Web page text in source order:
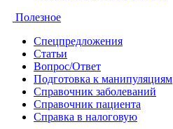
Полезное
Спецпредложения
Статьи
Вопрос/Ответ
Подготовка к манипуляциям
Справочник заболеваний
Справочник пациента
Справка в налоговую